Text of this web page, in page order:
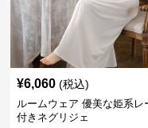
¥6,060 (税込)
ルームウェア 優美な姫系レ
付きネグリジェ